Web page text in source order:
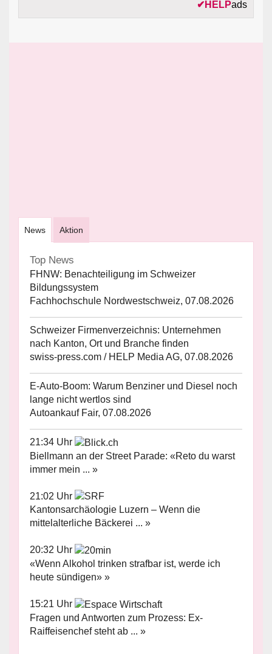
✔ HELPads
News Aktion
Top News
FHNW: Benachteiligung im Schweizer
Bildungssystem
Fachhochschule Nordwestschweiz, 07.08.2026
Schweizer Firmenverzeichnis: Unternehmen
nach Kanton, Ort und Branche finden
swiss-press.com / HELP Media AG, 07.08.2026
E-Auto-Boom: Warum Benziner und Diesel noch
lange nicht wertlos sind
Autoankauf Fair, 07.08.2026
21:34 Uhr
Biellmann an der Street Parade: «Reto du warst
immer mein ... »
21:02 Uhr
Kantonsarchäologie Luzern – Wenn die
mittelalterliche Bäckerei ... »
20:32 Uhr
«Wenn Alkohol trinken strafbar ist, werde ich
heute sündigen» »
15:21 Uhr
Fragen und Antworten zum Prozess: Ex-
Raiffeisenchef steht ab ... »